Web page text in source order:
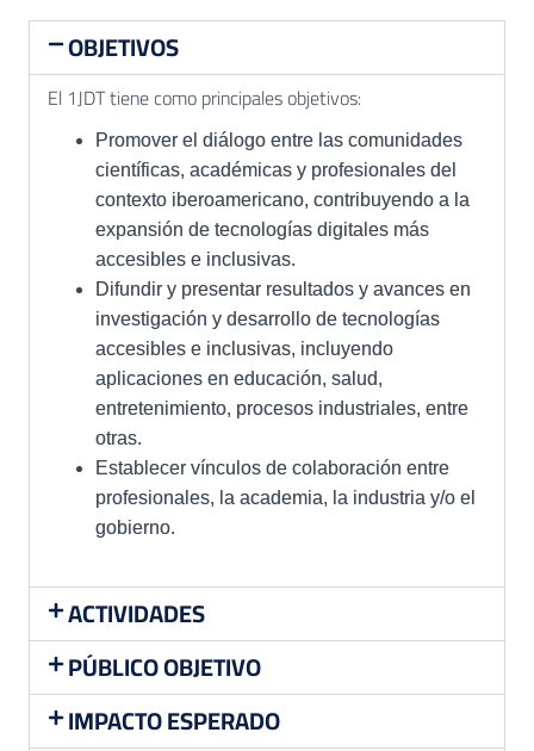
OBJETIVOS
El 1JDT tiene como principales objetivos:
Promover el diálogo entre las comunidades
científicas, académicas y profesionales del
contexto iberoamericano, contribuyendo a la
expansión de tecnologías digitales más
accesibles e inclusivas.
Difundir y presentar resultados y avances en
investigación y desarrollo de tecnologías
accesibles e inclusivas, incluyendo
aplicaciones en educación, salud,
entretenimiento, procesos industriales, entre
otras.
Establecer vínculos de colaboración entre
profesionales, la academia, la industria y/o el
gobierno.
ACTIVIDADES
PÚBLICO OBJETIVO
IMPACTO ESPERADO